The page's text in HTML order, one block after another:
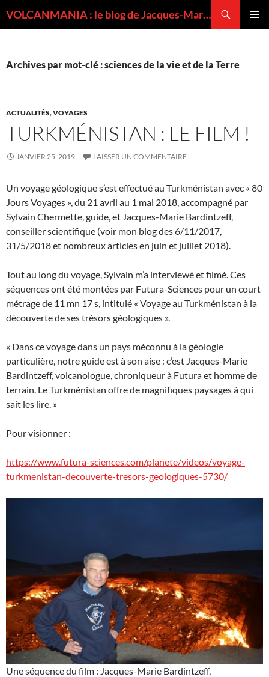
VOLCANMANIA : le blog de Jacques-Marie BARDINTZEFF, volcanologue
Archives par mot-clé : sciences de la vie et de la Terre
ACTUALITÉS,VOYAGES
TURKMÉNISTAN : LE FILM !
JANVIER 25, 2019 LAISSER UN COMMENTAIRE
Un voyage géologique s’est effectué au Turkménistan avec « 80
Jours Voyages », du 21 avril au 1 mai 2018, accompagné par
Sylvain Chermette, guide, et Jacques-Marie Bardintzeff,
conseiller scientifique (voir mon blog des 6/11/2017,
31/5/2018 et nombreux articles en juin et juillet 2018).
Tout au long du voyage, Sylvain m’a interviewé et filmé. Ces
séquences ont été montées par Futura-Sciences pour un court
métrage de 11 mn 17 s, intitulé « Voyage au Turkménistan à la
découverte de ses trésors géologiques ».
« Dans ce voyage dans un pays méconnu à la géologie
particulière, notre guide est à son aise : c’est Jacques-Marie
Bardintzeff, volcanologue, chroniqueur à Futura et homme de
terrain. Le Turkménistan offre de magnifiques paysages à qui
sait les lire. »
Pour visionner :
https://www.futura-sciences.com/planete/videos/voyage-
turkmenistan-decouverte-tresors-geologiques-5730/
Une séquence du film : Jacques-Marie Bardintzeff,